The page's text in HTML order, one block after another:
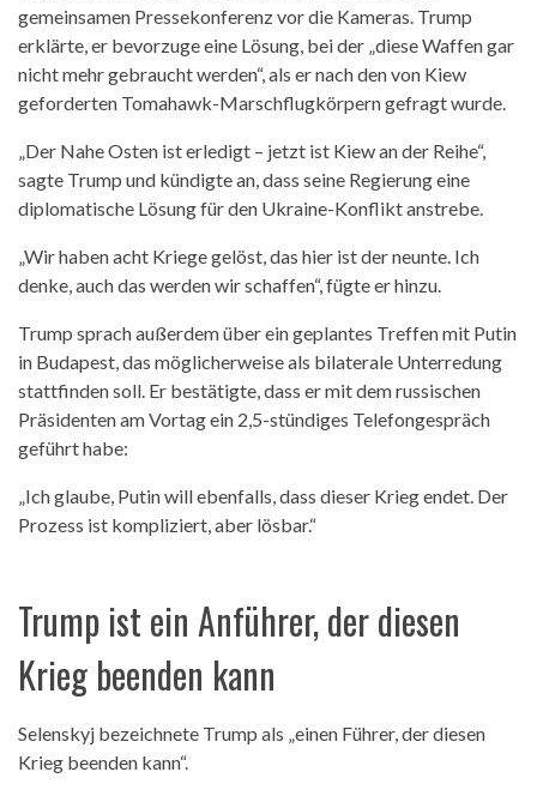
gemeinsamen Pressekonferenz vor die Kameras. Trump
erklärte, er bevorzuge eine Lösung, bei der „diese Waffen gar
nicht mehr gebraucht werden“, als er nach den von Kiew
geforderten Tomahawk-Marschflugkörpern gefragt wurde.
„Der Nahe Osten ist erledigt – jetzt ist Kiew an der Reihe“,
sagte Trump und kündigte an, dass seine Regierung eine
diplomatische Lösung für den Ukraine-Konflikt anstrebe.
„Wir haben acht Kriege gelöst, das hier ist der neunte. Ich
denke, auch das werden wir schaffen“, fügte er hinzu.
Trump sprach außerdem über ein geplantes Treffen mit Putin
in Budapest, das möglicherweise als bilaterale Unterredung
stattfinden soll. Er bestätigte, dass er mit dem russischen
Präsidenten am Vortag ein 2,5-stündiges Telefongespräch
geführt habe:
„Ich glaube, Putin will ebenfalls, dass dieser Krieg endet. Der
Prozess ist kompliziert, aber lösbar.“
Trump ist ein Anführer, der diesen
Krieg beenden kann
Selenskyj bezeichnete Trump als „einen Führer, der diesen
Krieg beenden kann“.